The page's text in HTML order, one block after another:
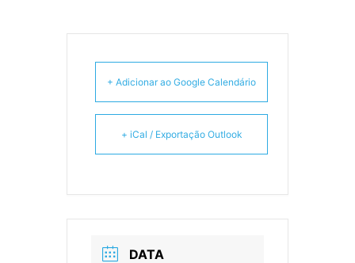
+ Adicionar ao Google Calendário
+ iCal / Exportação Outlook
DATA